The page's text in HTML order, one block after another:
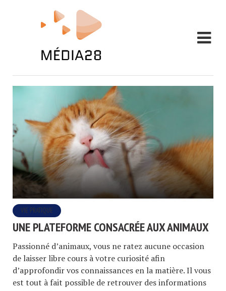
VIE PRATIQUE
UNE PLATEFORME CONSACRÉE AUX ANIMAUX
Passionné d’animaux, vous ne ratez aucune occasion
de laisser libre cours à votre curiosité afin
d’approfondir vos connaissances en la matière. Il vous
est tout à fait possible de retrouver des informations